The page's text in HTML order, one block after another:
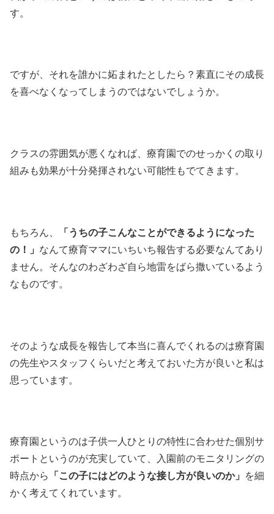
す。
ですが、それを誰かに妬まれたとしたら？素直にその成長
を喜べなくなってしまうのではないでしょうか。
クラスの雰囲気が悪くなれば、療育園でのせっかくの取り
組みも効果が十分発揮されない可能性もでてきます。
もちろん、
「うちの子こんなことができるようになった
の！」 なんて療育ママにいちいち報告する必要なんてあり
ません。そんなのわざわざ自ら地雷をばら撒いているよう
なものです。
そのような成長を報告して本当に喜んでくれるのは療育園
の先生やスタッフくらいだと考えておいた方が良いと私は
思っています。
療育園というのは子供一人ひとりの特性に合わせた個別サ
ポートというのが充実していて、入園前のモニタリングの
時点から
「この子にはどのような接し方が良いのか」
を細
かく考えてくれています。